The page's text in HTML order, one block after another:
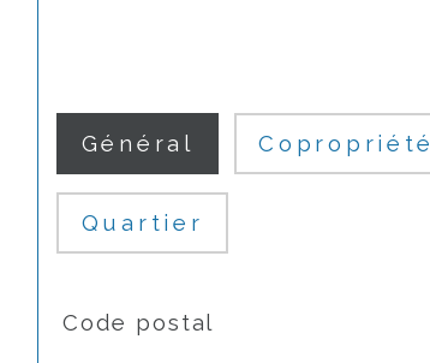
Général Copropriété
Quartier
TRAD_SIROCCO_Caracteristique
Code postal